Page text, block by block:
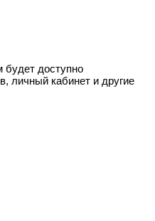
будет доступно
личный кабинет и другие